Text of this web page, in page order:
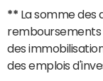
** La somme des
des
des emplois